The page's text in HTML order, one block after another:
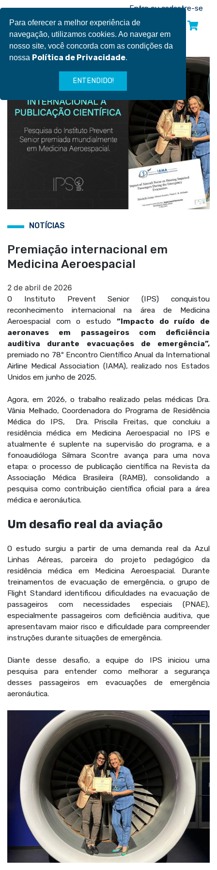
Para oferecer a melhor experiência de
navegação, utilizamos cookies. Ao navegar em
nosso site, você concorda com as condições da
nossa Política de Privacidade.
ENTENDIDO!
conteúdo
Entre ou cadastre-se
INSCREVA-SE
NOTÍCIAS
Premiação internacional em
Medicina Aeroespacial
2 de abril de 2026
O Instituto Prevent Senior (IPS) conquistou
reconhecimento internacional na área de Medicina
Aeroespacial com o estudo “Impacto do ruído de
aeronaves em passageiros com deficiência
auditiva durante evacuações de emergência”,
premiado no 78º Encontro Científico Anual da International
Airline Medical Association (IAMA), realizado nos Estados
Unidos em junho de 2025.
Agora, em 2026, o trabalho realizado pelas médicas Dra.
Vânia Melhado, Coordenadora do Programa de Residência
Médica do IPS, Dra. Priscila Freitas, que concluiu a
residência médica em Medicina Aeroespacial no IPS e
atualmente é suplente na supervisão do programa, e a
fonoaudióloga Silmara Scontre avança para uma nova
etapa: o processo de publicação científica na Revista da
Associação Médica Brasileira (RAMB), consolidando a
pesquisa como contribuição científica oficial para a área
médica e aeronáutica.
Um desafio real da aviação
O estudo surgiu a partir de uma demanda real da Azul
Linhas Aéreas, parceira do projeto pedagógico da
residência médica em Medicina Aeroespacial. Durante
treinamentos de evacuação de emergência, o grupo de
Flight Standard identificou dificuldades na evacuação de
passageiros com necessidades especiais (PNAE),
especialmente passageiros com deficiência auditiva, que
apresentavam maior risco e dificuldade para compreender
instruções durante situações de emergência.
Diante desse desafio, a equipe do IPS iniciou uma
pesquisa para entender como melhorar a segurança
desses passageiros em evacuações de emergência
aeronáutica.